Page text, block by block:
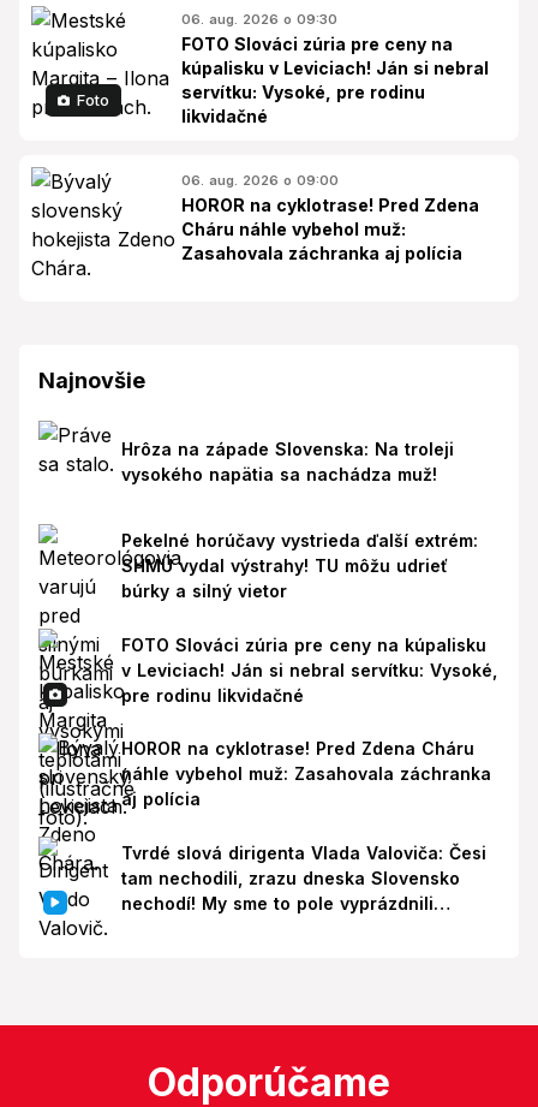
Foto
06. aug. 2026 o 09:30
FOTO Slováci zúria pre ceny na
kúpalisku v Leviciach! Ján si nebral
servítku: Vysoké, pre rodinu
likvidačné
06. aug. 2026 o 09:00
HOROR na cyklotrase! Pred Zdena
Cháru náhle vybehol muž:
Zasahovala záchranka aj polícia
Najnovšie
Hrôza na západe Slovenska: Na troleji
vysokého napätia sa nachádza muž!
Pekelné horúčavy vystrieda ďalší extrém:
SHMÚ vydal výstrahy! TU môžu udrieť
búrky a silný vietor
FOTO Slováci zúria pre ceny na kúpalisku
v Leviciach! Ján si nebral servítku: Vysoké,
pre rodinu likvidačné
HOROR na cyklotrase! Pred Zdena Cháru
náhle vybehol muž: Zasahovala záchranka
aj polícia
Tvrdé slová dirigenta Vlada Valoviča: Česi
tam nechodili, zrazu dneska Slovensko
nechodí! My sme to pole vyprázdnili
Odporúčame